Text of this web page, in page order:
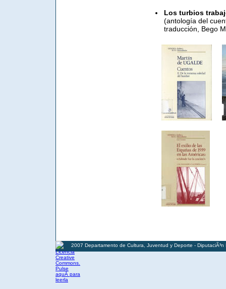
Los turbios
(antología del
traducción, Bego
2007 Departamento de Cultura, Juventud y Deporte - DiputaciÃ³n